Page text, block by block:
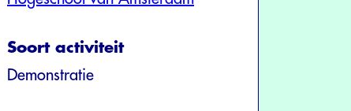
Soort activiteit
Demonstratie